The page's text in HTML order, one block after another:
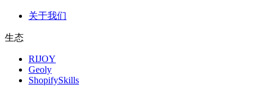
关于我们
生态
RIJOY
Geoly
ShopifySkills